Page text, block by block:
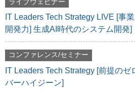
ライブウェビナー
IT Leaders Tech Strategy LIVE [事
開発力] 生成AI時代のシステム開発]
コンファレンス/セミナー
IT Leaders Tech Strategy [前提の
バーハイジーン]